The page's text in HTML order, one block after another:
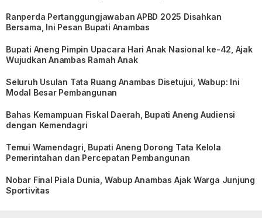
Ranperda Pertanggungjawaban APBD 2025 Disahkan
Bersama, Ini Pesan Bupati Anambas
Bupati Aneng Pimpin Upacara Hari Anak Nasional ke-42, Ajak
Wujudkan Anambas Ramah Anak
Seluruh Usulan Tata Ruang Anambas Disetujui, Wabup: Ini
Modal Besar Pembangunan
Bahas Kemampuan Fiskal Daerah, Bupati Aneng Audiensi
dengan Kemendagri
Temui Wamendagri, Bupati Aneng Dorong Tata Kelola
Pemerintahan dan Percepatan Pembangunan
Nobar Final Piala Dunia, Wabup Anambas Ajak Warga Junjung
Sportivitas